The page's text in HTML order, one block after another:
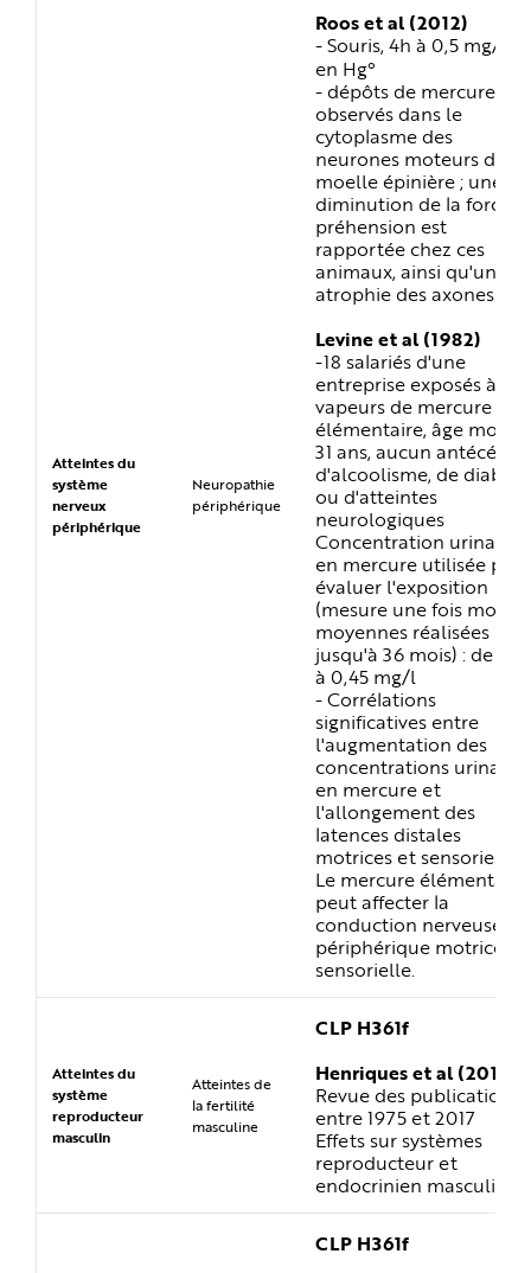
Atteintes du
système
nerveux
périphérique
Neuropathie
périphérique
Roos et al (2012)
- Souris, 4h à 0,5 mg/m
en Hg°
- dépôts de mercure
observés dans le
cytoplasme des
neurones moteurs de la
moelle épinière ; une
diminution de la force
préhension est
rapportée chez ces
animaux, ainsi qu'une
atrophie des axones.
Levine et al (1982)
-18 salariés d'une
entreprise exposés à des
vapeurs de mercure
élémentaire, âge moyen
31 ans, aucun
d'alcoolisme, de diabète
ou d'atteintes
neurologiques
Concentration urinaire
en mercure utilisée
évaluer l'exposition
(mesure une fois mois,
moyennes réalisées
jusqu'à 36 mois) : de
à 0,45 mg/l
- Corrélations
significatives entre
l'augmentation des
concentrations urinaires
en mercure et
l'allongement des
latences distales
motrices et sensorielles.
Le mercure élémentaire
peut affecter la
conduction nerveuse
périphérique motrice et
sensorielle.
Atteintes du
système
reproducteur
masculin
Atteintes de
la fertilité
masculine
CLP H361f
Henriques et al (2019)
Revue des publications
entre 1975 et 2017
Effets sur systèmes
reproducteur et
endocrinien masculin
CLP H361f